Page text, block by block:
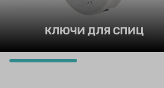
КЛЮЧИ ДЛЯ СПИЦ